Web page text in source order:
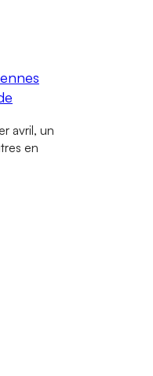
avril, un
en